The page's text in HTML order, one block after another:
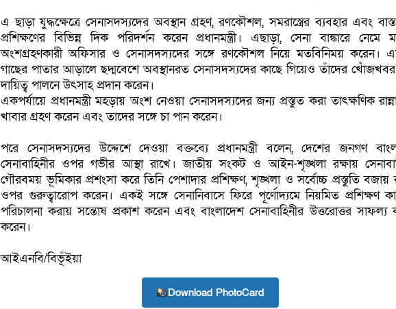
এ ছাড়া যুদ্ধক্ষেত্রে সেনাসদস্যদের অবস্থান গ্রহণ, রণকৌশল, সমরাস্ত্রের ব্যবহার এবং
প্রশিক্ষণের বিভিন্ন দিক পরিদর্শন করেন প্রধানমন্ত্রী। এছাড়া, সেনা বাঙ্কারে নেমে
অংশগ্রহণকারী অফিসার ও সেনাসদস্যদের সঙ্গে রণকৌশল নিয়ে মতবিনিময় করেন।
গাছের পাতার আড়ালে ছদ্মবেশে অবস্থানরত সেনাসদস্যদের কাছে গিয়েও তাঁদের খোঁজখবর
দায়িত্ব পালনে উৎসাহ প্রদান করেন।
একপর্যায়ে প্রধানমন্ত্রী মহড়ায় অংশ নেওয়া সেনাসদস্যদের জন্য প্রস্তুত করা তাৎক্ষণিক
খাবার গ্রহণ করেন এবং তাদের সঙ্গে চা পান করেন।
পরে সেনাসদস্যদের উদ্দেশে দেওয়া বক্তব্যে প্রধানমন্ত্রী বলেন, দেশের জনগণ
সেনাবাহিনীর ওপর গভীর আস্থা রাখে। জাতীয় সংকট ও আইন-শৃঙ্খলা রক্ষায়
গৌরবময় ভূমিকার প্রশংসা করে তিনি পেশাদার প্রশিক্ষণ, শৃঙ্খলা ও সর্বোচ্চ প্রস্তুতি বজায়
ওপর গুরুত্বারোপ করেন। একই সঙ্গে সেনানিবাসে ফিরে পূর্ণোদ্যমে নিয়মিত প্রশিক্ষণ
পরিচালনা করায় সন্তোষ প্রকাশ করেন এবং বাংলাদেশ সেনাবাহিনীর উত্তরোত্তর সাফল্য
করেন।
আইএনবি/বিভূঁইয়া
Download PhotoCard